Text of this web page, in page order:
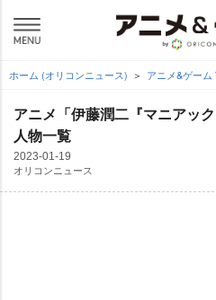
ホーム (オリコンニュース) アニメ&ゲーム
アニメ「伊藤潤二『マニアッ
人物一覧
2023-01-19
オリコンニュース